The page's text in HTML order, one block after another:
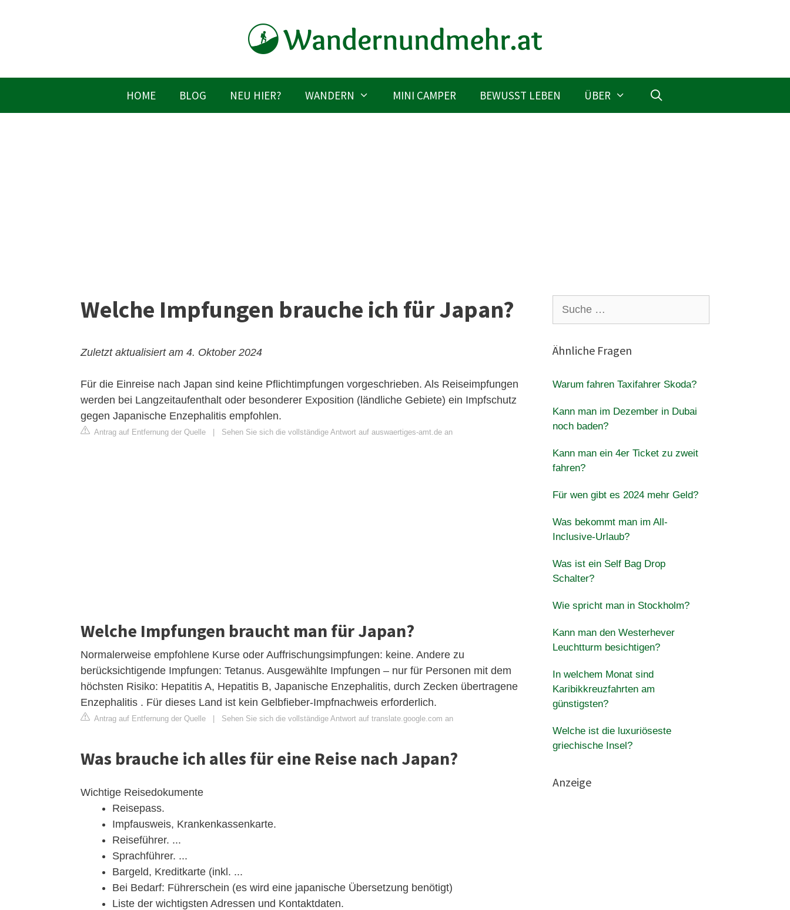
HOME BLOG NEU HIER? WANDERN MINI CAMPER BEWUSST LEBEN ÜBER
Welche Impfungen brauche ich für Japan?
Zuletzt aktualisiert am 4. Oktober 2024
Für die Einreise nach Japan sind keine Pflichtimpfungen vorgeschrieben. Als Reiseimpfungen
werden bei Langzeitaufenthalt oder besonderer Exposition (ländliche Gebiete) ein Impfschutz
gegen Japanische Enzephalitis empfohlen.
Antrag auf Entfernung der Quelle Sehen Sie sich die vollständige Antwort auf auswaertiges-amt.de an
Welche Impfungen braucht man für Japan?
Normalerweise empfohlene Kurse oder Auffrischungsimpfungen: keine. Andere zu
berücksichtigende Impfungen: Tetanus. Ausgewählte Impfungen – nur für Personen mit dem
höchsten Risiko: Hepatitis A, Hepatitis B, Japanische Enzephalitis, durch Zecken übertragene
Enzephalitis . Für dieses Land ist kein Gelbfieber-Impfnachweis erforderlich.
Antrag auf Entfernung der Quelle Sehen Sie sich die vollständige Antwort auf translate.google.com an
Was brauche ich alles für eine Reise nach Japan?
Wichtige Reisedokumente
Reisepass.
Impfausweis, Krankenkassenkarte.
Reiseführer. ...
Sprachführer. ...
Bargeld, Kreditkarte (inkl. ...
Bei Bedarf: Führerschein (es wird eine japanische Übersetzung benötigt)
Liste der wichtigsten Adressen und Kontaktdaten.
nach:
Ähnliche Fragen
Warum fahren Taxifahrer Skoda?
Kann man im Dezember in Dubai
noch baden?
Kann man ein 4er Ticket zu zweit
fahren?
Für wen gibt es 2024 mehr Geld?
Was bekommt man im All-
Inclusive-Urlaub?
Was ist ein Self Bag Drop
Schalter?
Wie spricht man in Stockholm?
Kann man den Westerhever
Leuchtturm besichtigen?
In welchem ​​Monat sind
Karibikkreuzfahrten am
günstigsten?
Welche ist die luxuriöseste
griechische Insel?
Anzeige